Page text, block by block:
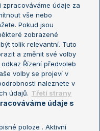
zpracováváme údaje za
vše nebo
Pokud jsou
zobrazené
tolik relevantní. Tuto
a změnit své volby
Řízení předvoleb
volby se projeví v
naleznete v
údajů. Třetí strany
údaje s
poloze . Aktivní